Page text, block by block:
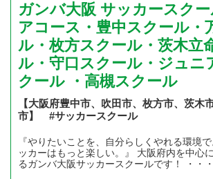
ガンバ大阪 サッカースク
アコース・豊中スクール・
ル・枚方スクール・茨木立
ル・守口スクール・ジュニ
クール ・高槻スクール
【大阪府豊中市、吹田市、枚方市、茨木
市】 #サッカースクール
『やりたいことを、自分らしくやれる環境
ッカーはもっと楽しい。』 大阪府内を中心
るガンバ大阪サッカースクールです！ ・・・